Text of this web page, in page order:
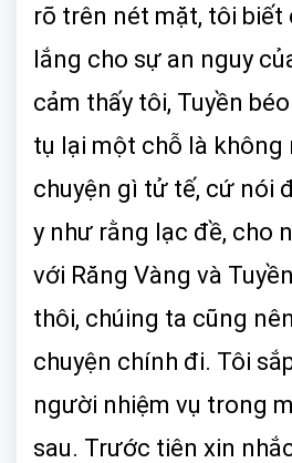
rõ trên nét mặt, tôi
lắng cho sự an nguy
cảm thấy tôi, Tuyền
tụ lại một chỗ là không
chuyện gì tử tế, cứ nói
y như rằng lạc đề, cho
với Răng Vàng và
thôi, chúing ta cũng
chuyện chính đi. Tôi
người nhiệm vụ trong
sau. Trước tiên xin